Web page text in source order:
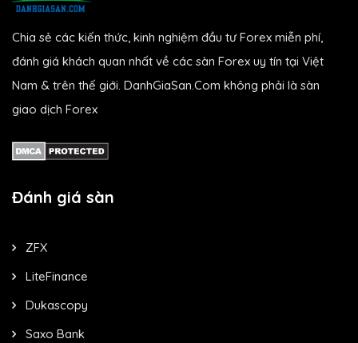
Chia sẻ các kiến thức, kinh nghiệm đầu tư Forex miễn phí,
đánh giá khách quan nhất về các sàn Forex uy tín tại Việt
Nam & trên thế giới. DanhGiaSan.Com không phải là sàn
giao dịch Forex
Đánh giá sàn
ZFX
LiteFinance
Dukascopy
Saxo Bank